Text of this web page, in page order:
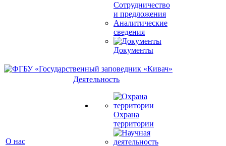
Сотрудничество
и предложения
Аналитические
сведения
Документы
О нас
Деятельность
Охрана
территории